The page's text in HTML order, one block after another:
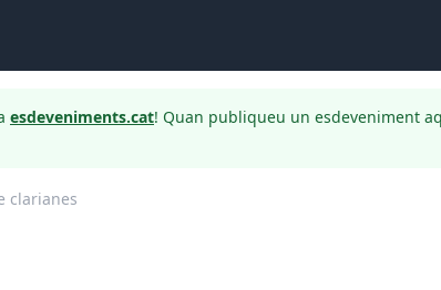
esdeveniments.cat! Quan publiqueu un esdeveniment
clarianes